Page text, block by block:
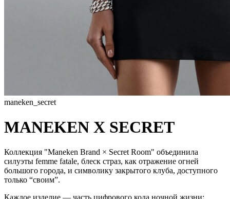
maneken_secret
MANEKEN X SECRET
Коллекция "Maneken Brand × Secret Room" объединила
силуэты femme fatale, блеск страз, как отражение огней
большого города, и символику закрытого клуба, доступного
только “своим”.